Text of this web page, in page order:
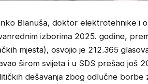
Blanuša, doktor elektrotehnike i
izborima 2025. godine,
mjesta), osvojio je 212.365
širom svijeta i u SDS prešao još
dešavanja zbog odlučne borbe